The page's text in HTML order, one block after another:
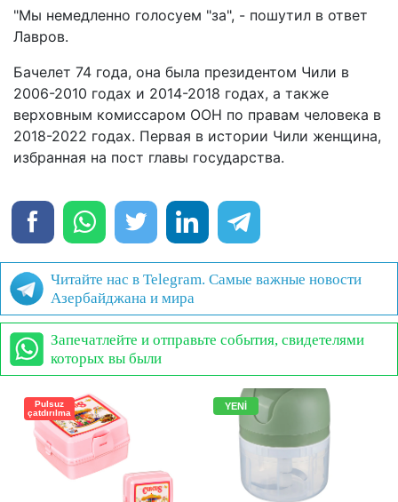
"Мы немедленно голосуем "за", - пошутил в ответ
Лавров.
Бачелет 74 года, она была президентом Чили в
2006-2010 годах и 2014-2018 годах, а также
верховным комиссаром ООН по правам человека в
2018-2022 годах. Первая в истории Чили женщина,
избранная на пост главы государства.
Читайте нас в Telegram. Самые важные новости
Азербайджана и мира
Запечатлейте и отправьте события, свидетелями
которых вы были